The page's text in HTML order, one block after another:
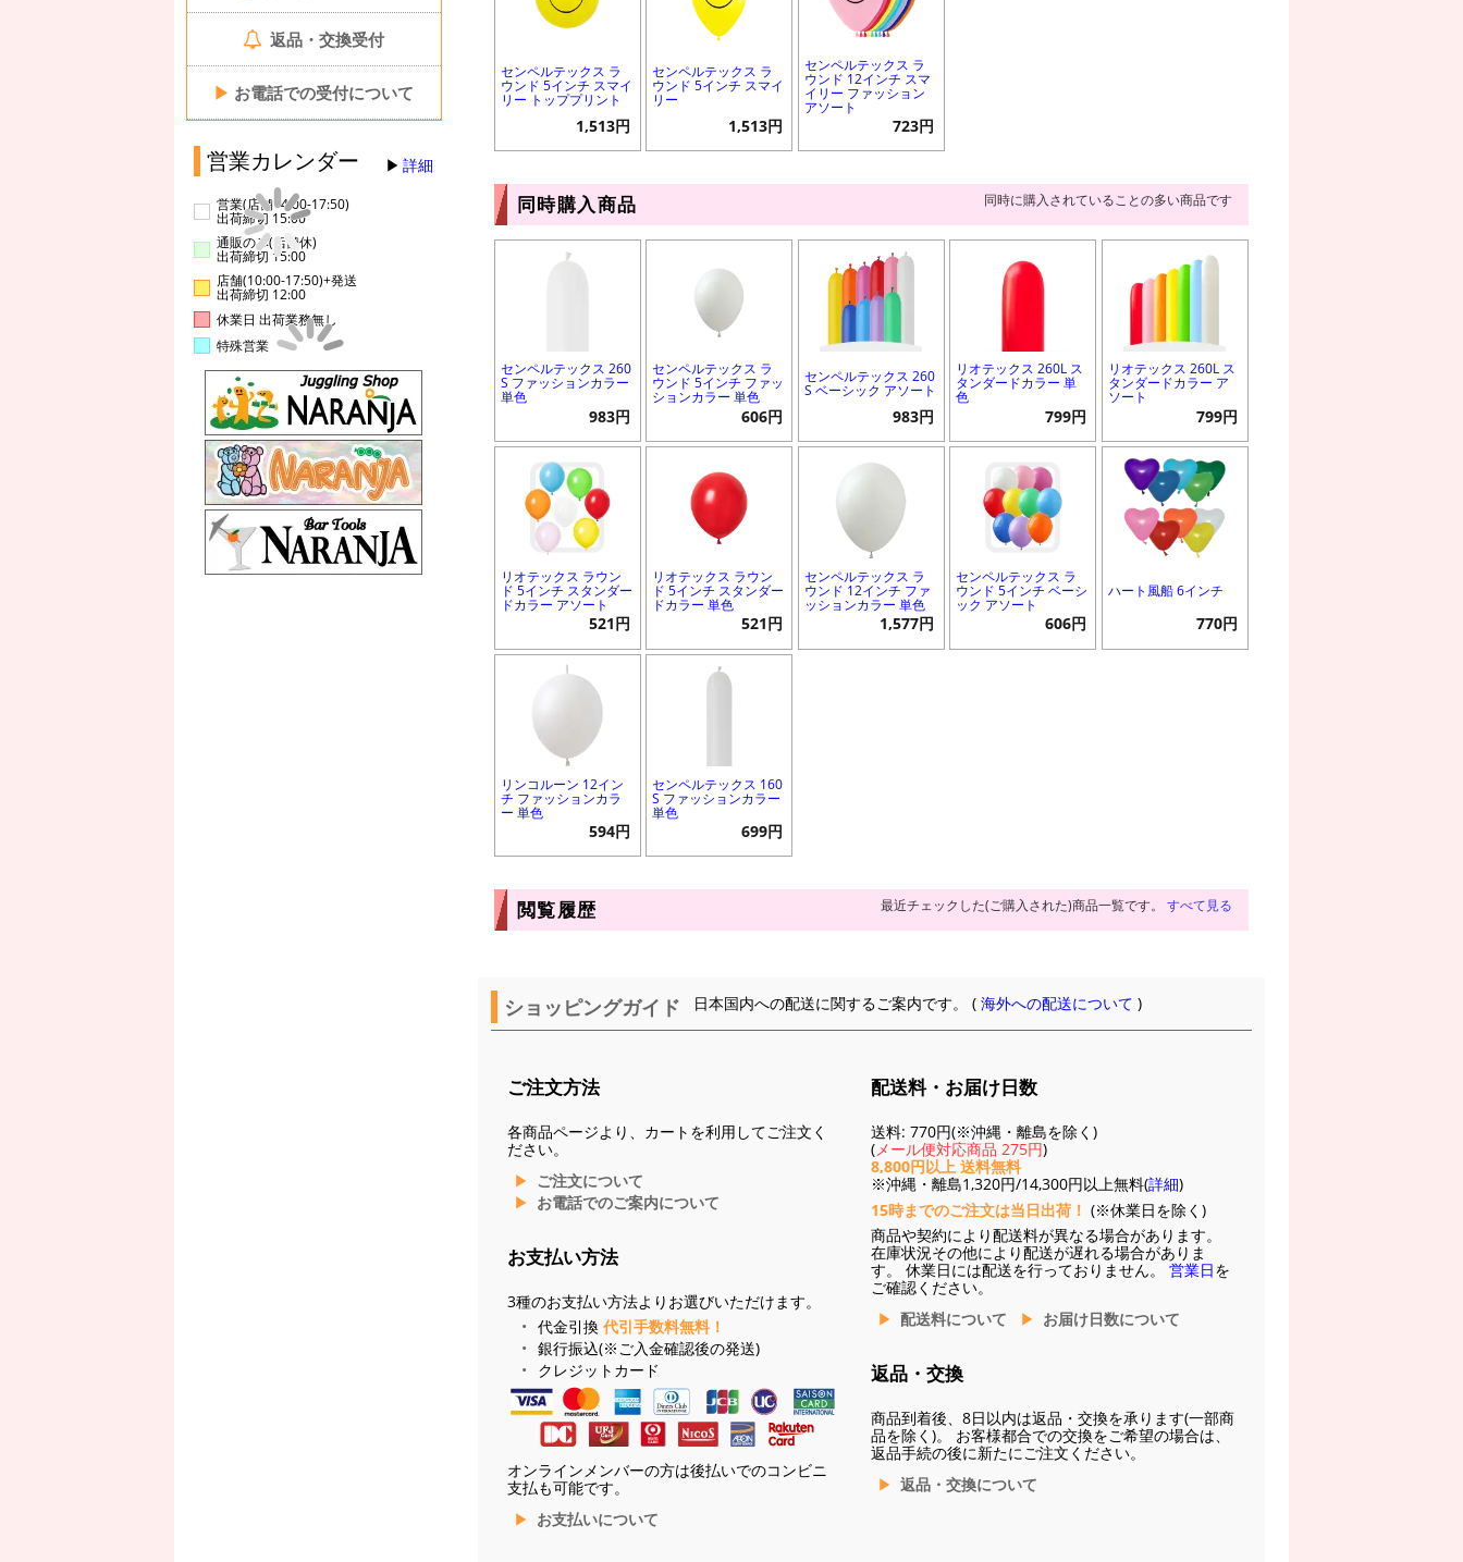
返品・交換受付
▶ お電話での受付について
営業カレンダー 詳細
営業(店舗14:00-17:50)
出荷締切 15:00
通販のみ(店舗休)
出荷締切 15:00
店舗(10:00-17:50)+発送
出荷締切 12:00
休業日 出荷業務無し
特殊営業
センペルテックス ラ
ウンド 5インチ スマイ
リー トッププリント
1,513円
センペルテックス ラ
ウンド 5インチ スマイ
リー
1,513円
センペルテックス ラ
ウンド 12インチ スマ
イリー ファッション
アソート
723円
同時購入商品 同時に購入されていることの多い商品です
センペルテックス 260
S ファッションカラー
単色
983円
センペルテックス ラ
ウンド 5インチ ファッ
ションカラー 単色
606円
センペルテックス 260
S ベーシック アソート
983円
リオテックス 260L ス
タンダードカラー 単
色
799円
リオテックス 260L ス
タンダードカラー ア
ソート
799円
リオテックス ラウン
ド 5インチ スタンダー
ドカラー アソート
521円
リオテックス ラウン
ド 5インチ スタンダー
ドカラー 単色
521円
センペルテックス ラ
ウンド 12インチ ファ
ッションカラー 単色
1,577円
センペルテックス ラ
ウンド 5インチ ベーシ
ック アソート
606円
ハート風船 6インチ
770円
リンコルーン 12イン
チ ファッションカラ
ー 単色
594円
センペルテックス 160
S ファッションカラー
単色
699円
閲覧履歴 最近チェックした(ご購入された)商品一覧です。 すべて見る
ショッピングガイド 日本国内への配送に関するご案内です。 (海外への配送について )
ご注文方法
各商品ページより、カートを利用してご注文く
ださい。
ご注文について
お電話でのご案内について
お支払い方法
3種のお支払い方法よりお選びいただけます。
代金引換 代引手数料無料！
銀行振込(※ご入金確認後の発送)
クレジットカード
オンラインメンバーの方は後払いでのコンビニ
支払も可能です。
お支払いについて
配送料・お届け日数
送料: 770円(※沖縄・離島を除く)
(メール便対応商品 275円)
8,800円以上 送料無料
※沖縄・離島1,320円/14,300円以上無料(詳細)
15時までのご注文は当日出荷！ (※休業日を除く)
商品や契約により配送料が異なる場合があります。
在庫状況その他により配送が遅れる場合がありま
す。 休業日には配送を行っておりません。 営業日を
ご確認ください。
配送料について
お届け日数について
返品・交換
商品到着後、8日以内は返品・交換を承ります(一部商
品を除く)。 お客様都合での交換をご希望の場合は、
返品手続の後に新たにご注文ください。
返品・交換について